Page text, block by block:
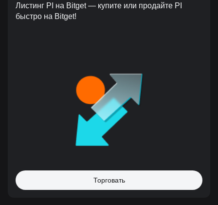
Листинг PI на Bitget — купите или продайте PI
быстро на Bitget!
Торговать